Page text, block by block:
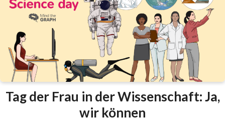
Tag der Frau in der Wissenschaft: Ja,
wir können